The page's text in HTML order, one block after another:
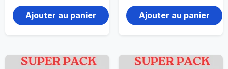
Ajouter au panier Ajouter au panier